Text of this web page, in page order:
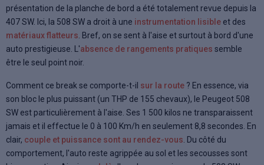
présentation de la planche de bord a été totalement revue depuis la
407 SW. Ici, la 508 SW a droit à une instrumentation lisible et des
matériaux flatteurs . Bref, on se sent à l'aise et surtout à bord d'une
auto prestigieuse. L'absence de rangements pratiques semble
être le seul point noir.
Comment ce break se comporte-t-il sur la route ? En essence, via
son bloc le plus puissant (un THP de 155 chevaux), le Peugeot 508
SW est particulièrement à l'aise. Ses 1 500 kilos ne transparaissent
jamais et il effectue le 0 à 100 Km/h en seulement 8,8 secondes. En
clair, couple et puissance sont au rendez-vous . Du côté du
comportement, l'auto reste agrippée au sol et les secousses sont